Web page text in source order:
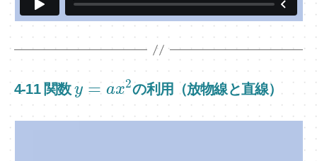
4-11 関数y = ax2の利用（放物線と直線）